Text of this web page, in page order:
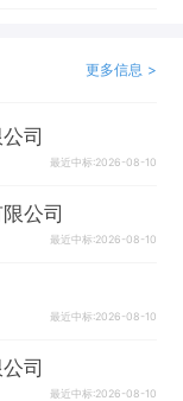
更多信息 >
司
最近中标:2026-08-10
公司
最近中标:2026-08-10
最近中标:2026-08-10
司
最近中标:2026-08-10